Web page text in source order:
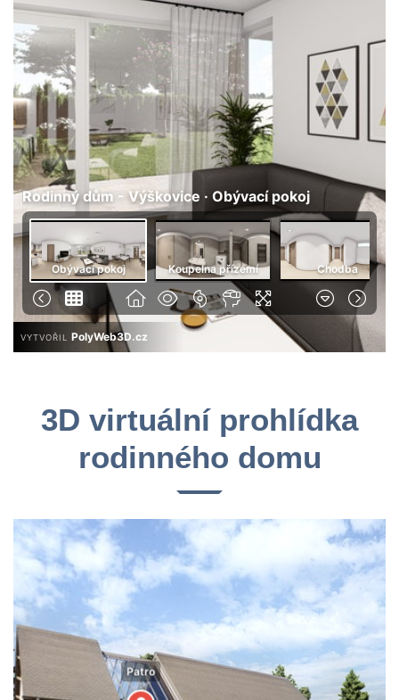
3D virtuální prohlídka
rodinného domu